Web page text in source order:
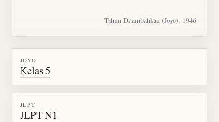
Tahun Ditambahkan (Jōyō): 1946
JŌYŌ
Kelas 5
JLPT
JLPT N1